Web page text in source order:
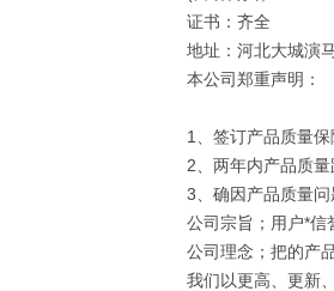
证书：齐全
地址：河北大城演
本公司郑重声明：
1、签订产品质量
2、两年内产品质
3、确因产品质量
公司宗旨；用户*信
公司理念；把的产
我们以更高、更新